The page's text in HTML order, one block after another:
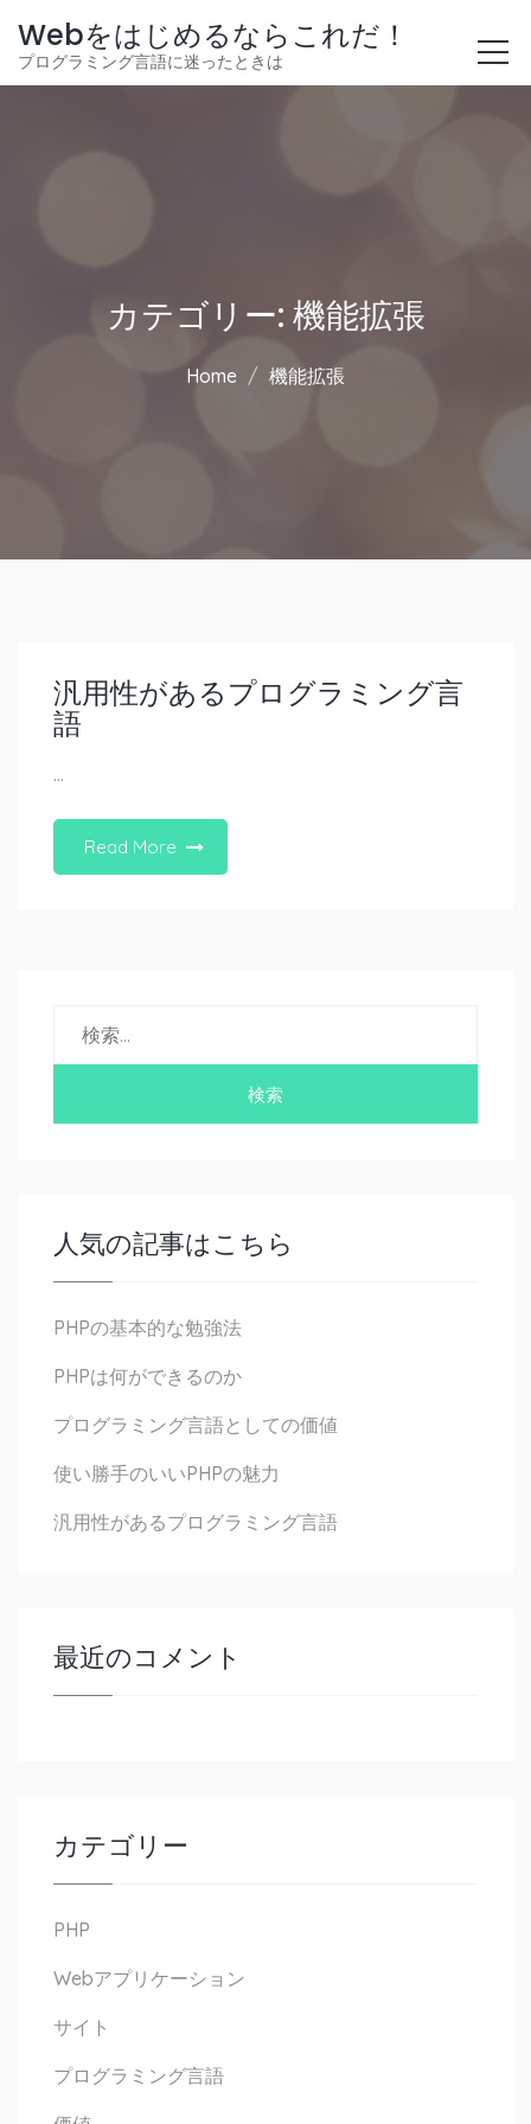
Webをはじめるならこれだ！
プログラミング言語に迷ったときは
カテゴリー: 機能拡張
Home 機能拡張
汎用性があるプログラミング言
語
…
Read More
人気の記事はこちら
PHPの基本的な勉強法
PHPは何ができるのか
プログラミング言語としての価値
使い勝手のいいPHPの魅力
汎用性があるプログラミング言語
最近のコメント
カテゴリー
PHP
Webアプリケーション
サイト
プログラミング言語